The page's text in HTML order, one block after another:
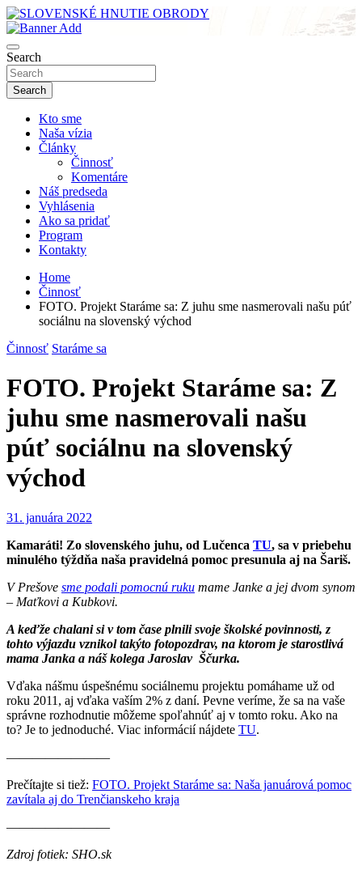
Skip
to
content
SLOVENSKÉ HNUTIE OBRODY
Search
Search
Kto sme
Naša vízia
Články
Činnosť
Komentáre
Náš predseda
Vyhlásenia
Ako sa pridať
Program
Kontakty
Home
Činnosť
FOTO. Projekt Staráme sa: Z juhu sme nasmerovali našu púť
sociálnu na slovenský východ
Činnosť Staráme sa
FOTO. Projekt Staráme sa: Z
juhu sme nasmerovali našu
púť sociálnu na slovenský
východ
31. januára 2022
Kamaráti! Zo slovenského juhu, od Lučenca TU, sa v priebehu
minulého týždňa naša pravidelná pomoc presunula aj na Šariš.
V Prešove sme podali pomocnú ruku mame Janke a jej dvom synom
– Maťkovi a Kubkovi.
A keďže chalani si v tom čase plnili svoje školské povinnosti, z
tohto výjazdu vznikol takýto fotopozdrav, na ktorom je starostlivá
mama Janka a náš kolega Jaroslav Ščurka.
Vďaka nášmu úspešnému sociálnemu projektu pomáhame už od
roku 2011, aj vďaka vaším 2% z daní. Pevne veríme, že sa na vaše
správne rozhodnutie môžeme spoľahnúť aj v tomto roku. Ako na
to? Je to jednoduché. Viac informácií nájdete TU.
————————
Prečítajte si tiež: FOTO. Projekt Staráme sa: Naša januárová pomoc
zavítala aj do Trenčianskeho kraja
————————
Zdroj fotiek: SHO.sk